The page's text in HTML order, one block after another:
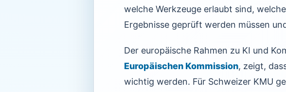
welche Werkzeuge erlaubt sind,
Ergebnisse geprüft werden müssen
Der europäische Rahmen zu KI und
Europäischen Kommission, zeigt,
wichtig werden. Für Schweizer KMU